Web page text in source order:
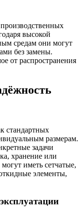
высокой
средам они могут
без замены.
от распространения
стандартных
размерам.
задачи
хранение или
иметь сетчатые,
элементы,